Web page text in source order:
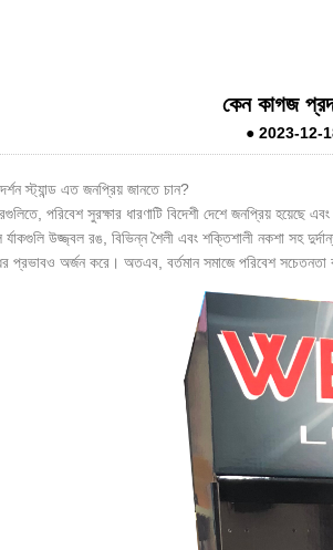
কেন কাগজ
● 2023-12-
স্ট্যান্ড এত জনপ্রিয় জানতে চান?
পরিবেশ সুরক্ষার ধারণাটি বিদেশী দেশে জনপ্রিয় হয়েছে
উজ্জ্বল রঙ, বিভিন্ন শৈলী এবং শক্তিশালী নকশা সহ
প্রভাবও অর্জন করে। অতএব, বর্তমান সমাজে পরিবেশ সচেতনতা